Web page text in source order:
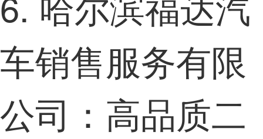
车销售服务有限
公司：高品质二